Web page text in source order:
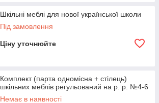
Шкільні меблі для нової української школи
Під замовлення
Ціну уточнюйте
Комплект (парта одномісна + стілець)
шкільних меблів регульований на р. р. №4-6
Немає в наявності